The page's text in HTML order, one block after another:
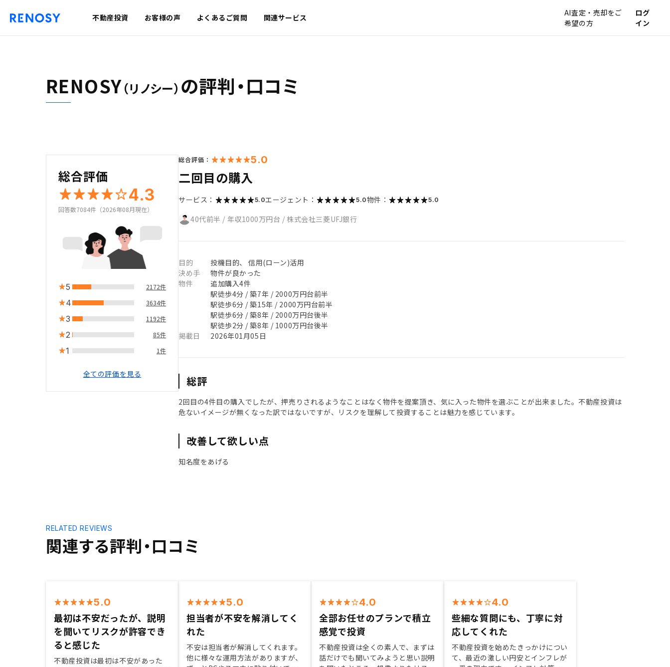
不動産投資 お客様の声 よくあるご質問 関連サービス
AI査定・売却をご
希望の方
ログ
イン
RENOSY（リノシー） の評判・口コミ
総合評価
4.3
回答数7084件（2026年08月現在）
5 2172件
4 3634件
3 1192件
2 85件
1 1件
全ての評価を見る
総合評価： 5.0
二回目の購入
サービス： 5.0エージェント： 5.0物件： 5.0
40代前半 / 年収1000万円台 / 株式会社三菱UFJ銀行
目的
投機目的、 信用(ローン)活用
決め手
物件が良かった
物件
追加購入4件
駅徒歩4分 / 築7年 / 2000万円台前半
駅徒歩6分 / 築15年 / 2000万円台前半
駅徒歩6分 / 築8年 / 2000万円台後半
駅徒歩2分 / 築8年 / 1000万円台後半
掲載日
2026年01月05日
総評
2回目の4件目の購入でしたが、押売りされるようなことはなく物件を提案頂き、気に入った物件を選ぶことが出来ました。不動産投資は
危ないイメージが無くなった訳ではないですが、リスクを理解して投資することは魅力を感じています。
改善して欲しい点
知名度をあげる
関連する評判・口コミ
RELATED REVIEWS
5.0
最初は不安だったが、説明
を聞いてリスクが許容でき
ると感じた
不動産投資は最初は不安があった
5.0
担当者が不安を解消してく
れた
不安は担当者が解消してくれます。
他に様々な運用方法がありますが、
4.0
全部お任せのプランで積立
感覚で投資
不動産投資は全くの素人で、まずは
話だけでも聞いてみようと思い説明
4.0
些細な質問にも、丁寧に対
応してくれた
不動産投資を始めたきっかけについ
て、最近の激しい円安とインフレが